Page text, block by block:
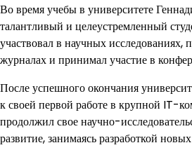
Во время учебы в университете
талантливый и целеустремленный
участвовал в научных исследованиях,
журналах и принимал участие в
После успешного окончания
к своей первой работе в крупной IT-
продолжил свое научно-
развитие, занимаясь разработкой